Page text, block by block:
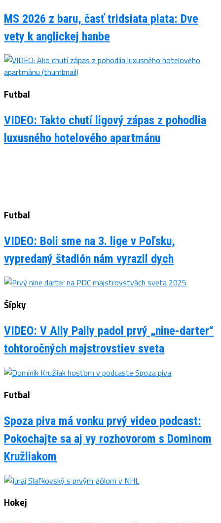
MS 2026 z baru, časť tridsiata piata: Dve
vety k anglickej hanbe
Futbal
VIDEO: Takto chutí ligový zápas z pohodlia
luxusného hotelového apartmánu
Futbal
VIDEO: Boli sme na 3. lige v Poľsku,
vypredaný štadión nám vyrazil dych
Šípky
VIDEO: V Ally Pally padol prvý „nine-darter“
tohtoročných majstrovstiev sveta
Futbal
Spoza piva má vonku prvý video podcast:
Pokochajte sa aj vy rozhovorom s Dominom
Kružliakom
Hokej